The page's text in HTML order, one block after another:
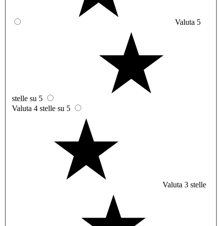
Valuta 5
stelle su 5
Valuta 4 stelle su 5
Valuta 3 stelle